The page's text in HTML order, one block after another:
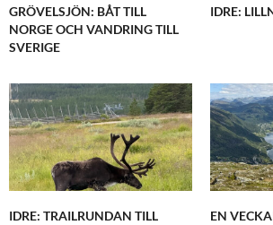
GRÖVELSJÖN: BÅT TILL
NORGE OCH VANDRING TILL
SVERIGE
IDRE:
IDRE: TRAILRUNDAN TILL
EN